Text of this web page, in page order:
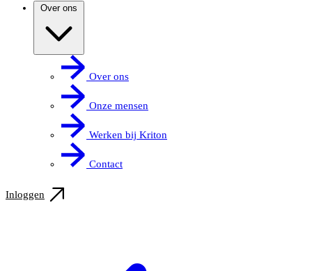
Over ons
Over ons
Onze mensen
Werken bij Kriton
Contact
Inloggen